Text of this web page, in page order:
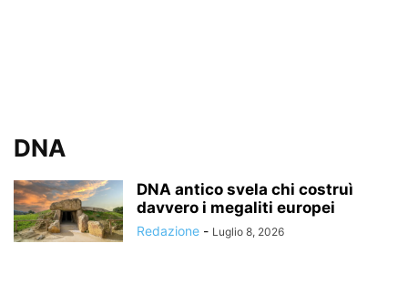
DNA
DNA antico svela chi costruì
davvero i megaliti europei
Redazione - Luglio 8, 2026